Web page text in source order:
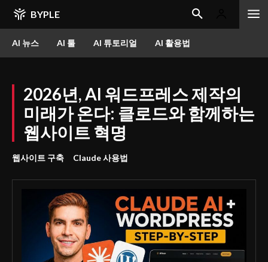
BYPLE
AI 뉴스 AI 툴 AI 튜토리얼 AI 활용법
2026년, AI 워드프레스 제작의
미래가 온다: 클로드와 함께하는
웹사이트 혁명
웹사이트 구축 Claude 사용법